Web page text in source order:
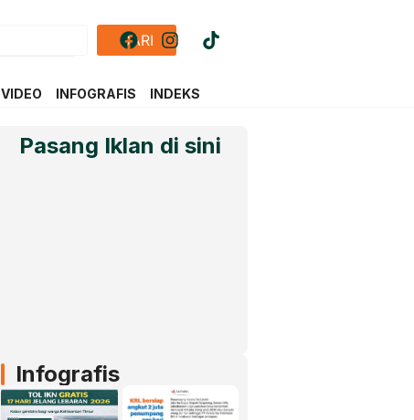
CARI
VIDEO INFOGRAFIS INDEKS
Pasang Iklan di sini
Infografis